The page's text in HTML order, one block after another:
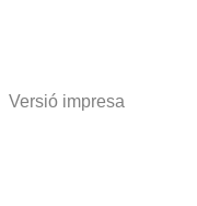
Versió impresa